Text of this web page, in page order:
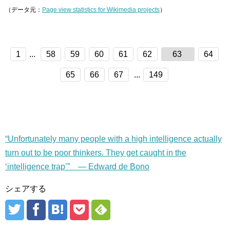
（データ元： Page view statistics for Wikimedia projects）
1 ... 58 59 60 61 62 63 64
65 66 67 ... 149
“Unfortunately many people with a high intelligence actually
turn out to be poor thinkers. They get caught in the
‘intelligence trap’” — Edward de Bono
シェアする